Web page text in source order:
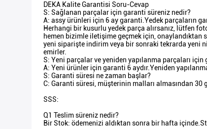
DEKA Kalite Garantisi Soru-Cevap
S: Sağlanan parçalar için garanti süreniz nedir?
A: assy ürünleri için 6 ay garanti.Yedek parçaların
Herhangi bir kusurlu yedek parça alırsanız, lütfen
hemen bizimle iletişime geçmek için, onaylandıktan
yeni siparişte indirim veya bir sonraki tekrarda yeni
emirler.
S: Yeni parçalar ve yeniden yapılanma parçaları
A: Yeni ürünler için garanti 6 aydır.Yeniden
S: Garanti süresi ne zaman başlar?
C: Garanti süresi, müşterinin malları almasından 30
SSS:
Q1 Teslim süreniz nedir?
Bir Stok: ödemenizi aldıktan sonra bir hafta